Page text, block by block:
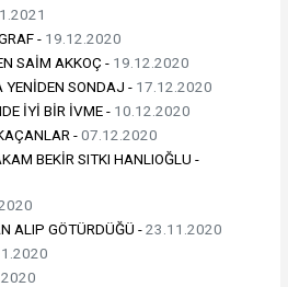
- 19.12.2020
SAİM AKKOÇ - 19.12.2020
YENİDEN SONDAJ - 17.12.2020
İYİ BİR İVME - 10.12.2020
-07.12.2020
BEKİR SITKI HANLIOĞLU -
ALIP GÖTÜRDÜĞÜ -23.11.2020